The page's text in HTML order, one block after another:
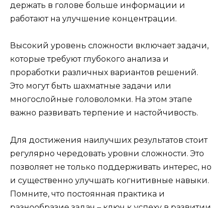
держать в голове больше информации и
работают на улучшение концентрации.
Высокий уровень сложности включает задачи,
которые требуют глубокого анализа и
проработки различных вариантов решений.
Это могут быть шахматные задачи или
многослойные головоломки. На этом этапе
важно развивать терпение и настойчивость.
Для достижения наилучших результатов стоит
регулярно чередовать уровни сложности. Это
позволяет не только поддерживать интерес, но
и существенно улучшать когнитивные навыки.
Помните, что постоянная практика и